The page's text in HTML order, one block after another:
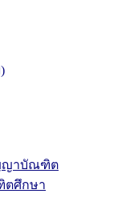
ญาบัณฑิต
ตศึกษา